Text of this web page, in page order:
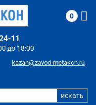
до 18:00
11
kazan@zavod-metakon.ru
0